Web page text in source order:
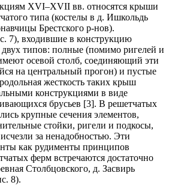
XVI–XVII вв. относятся крыши
типа (костелы в д. Ишкольдь
Брестского р-нов).
7), входившие в конструкцию
типов: полные (помимо ригелей и
осевой столб, соединяющий эти
на центральный прогон) и пустые
жесткость таких крыш
конструкциями в виде
брусьев [3]. В решетчатых
крупные сечения элементов,
стойки, ригели и подкосы,
за ненадобностью. Эти
как рудименты принципов
ферм встречаются достаточно
Столбцовского, д. Засвирь
8).